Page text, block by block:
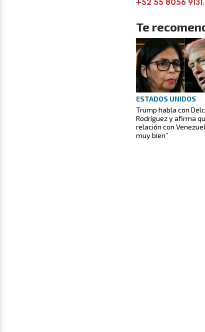
+52 55 8056
Te
ESTADOS UNIDOS
Trump habla con
Rodríguez y afirma
relación con
muy bien”